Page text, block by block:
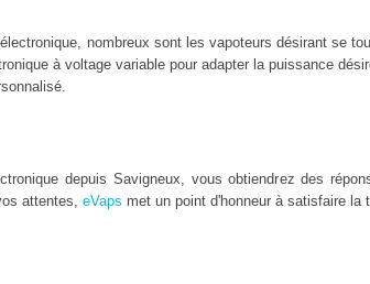
nombreux sont les vapoteurs désirant se
à voltage variable pour adapter la puissance
depuis Savigneux, vous obtiendrez des
attentes, eVaps met un point d'honneur à satisfaire la